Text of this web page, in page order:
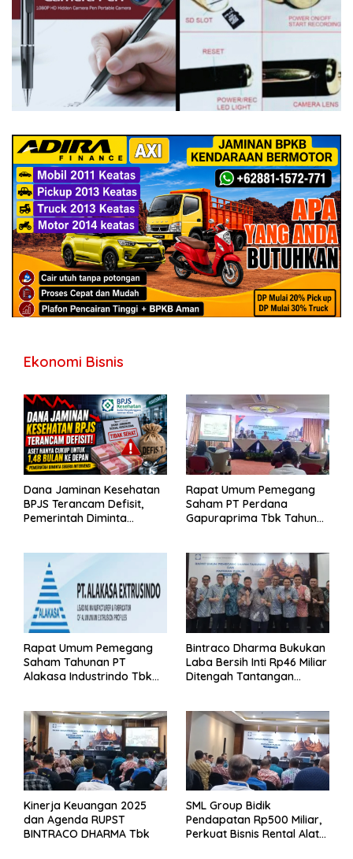
Ekonomi Bisnis
Dana Jaminan Kesehatan
BPJS Terancam Defisit,
Pemerintah Diminta
Rapat Umum Pemegang
Saham PT Perdana
Gapuraprima Tbk Tahun
Rapat Umum Pemegang
Saham Tahunan PT
Alakasa Industrindo Tbk
Bintraco Dharma Bukukan
Laba Bersih Inti Rp46 Miliar
Ditengah Tantangan
Kinerja Keuangan 2025
dan Agenda RUPST
BINTRACO DHARMA Tbk
SML Group Bidik
Pendapatan Rp500 Miliar,
Perkuat Bisnis Rental Alat